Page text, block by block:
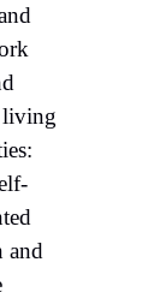
living
and